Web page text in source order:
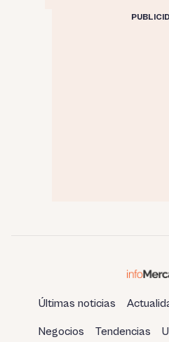
Últimas noticias
Negocios Tendencias